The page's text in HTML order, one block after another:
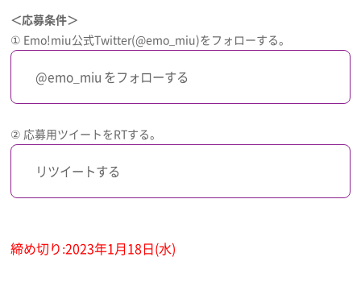
＜応募条件＞
① Emo!miu公式Twitter(@emo_miu)をフォローする。
@emo_miu をフォローする
② 応募用ツイートをRTする。
リツイートする
締め切り:2023年1月18日(水)